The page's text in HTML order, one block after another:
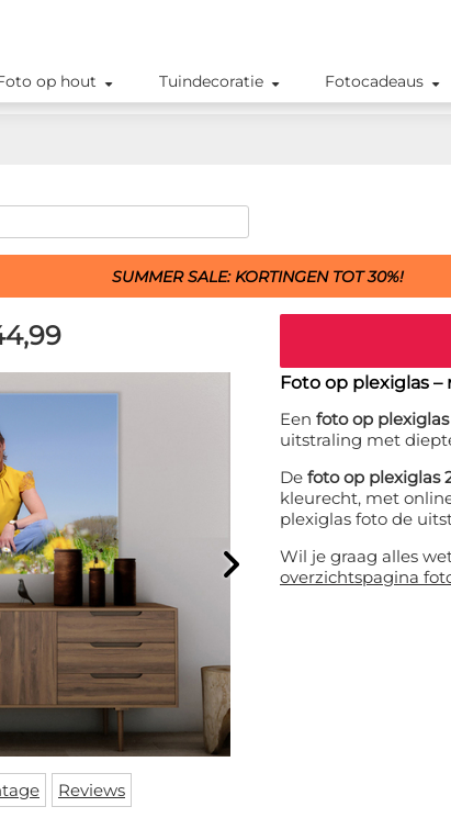
op hout Tuindecoratie Fotocadeaus
SUMMER SALE: KORTINGEN TOT 30%!
Reviews
Foto op plexiglas
Een foto op
uitstraling met
De foto op plexiglas
kleurecht, met
plexiglas foto de
Wil je graag alles
overzichtspagina